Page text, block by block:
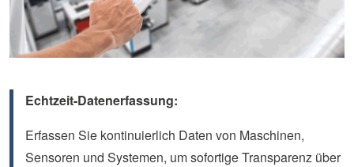
Echtzeit-Datenerfassung:
Erfassen Sie kontinuierlich Daten von Maschinen,
Sensoren und Systemen, um sofortige Transparenz über